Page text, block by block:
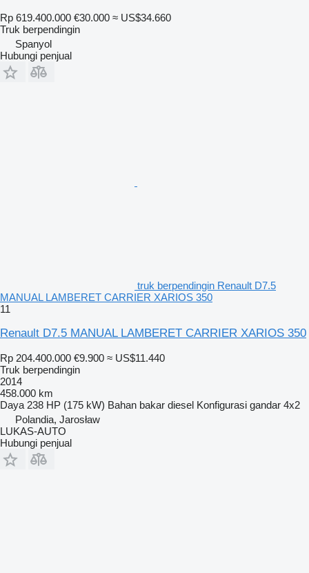
Rp 619.400.000 €30.000 ≈ US$34.660
Truk berpendingin
Spanyol
Hubungi penjual
truk berpendingin Renault D7.5
MANUAL LAMBERET CARRIER XARIOS 350
11
Renault D7.5 MANUAL LAMBERET CARRIER XARIOS 350
Rp 204.400.000 €9.900 ≈ US$11.440
Truk berpendingin
2014
458.000 km
Daya 238 HP (175 kW) Bahan bakar diesel Konfigurasi gandar 4x2
Polandia, Jarosław
LUKAS-AUTO
Hubungi penjual